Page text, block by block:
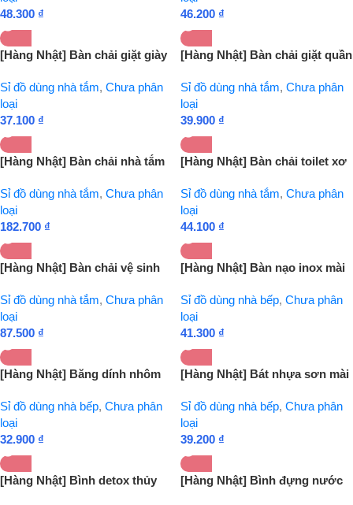
48.300 ₫
46.200 ₫
[Hàng Nhật] Bàn chải giặt giày
Sỉ đồ dùng nhà tắm, Chưa phân
loại
37.100 ₫
[Hàng Nhật] Bàn chải giặt quần
cái)
Sỉ đồ dùng nhà tắm, Chưa phân
loại
39.900 ₫
[Hàng Nhật] Bàn chải nhà tắm
(Kiện 20 cái)
Sỉ đồ dùng nhà tắm, Chưa phân
loại
182.700 ₫
[Hàng Nhật] Bàn chải toilet xơ
Sỉ đồ dùng nhà tắm, Chưa phân
loại
44.100 ₫
[Hàng Nhật] Bàn chải vệ sinh
cái)
Sỉ đồ dùng nhà tắm, Chưa phân
loại
87.500 ₫
[Hàng Nhật] Bàn nạo inox mài
Tmark (Kiện 10 cái)
Sỉ đồ dùng nhà bếp, Chưa phân
loại
41.300 ₫
[Hàng Nhật] Băng dính nhôm
bề mặt kim loại Tmark (Kiện 20
cái)
Sỉ đồ dùng nhà bếp, Chưa phân
loại
32.900 ₫
[Hàng Nhật] Bát nhựa sơn mài
10 cái)
Sỉ đồ dùng nhà bếp, Chưa phân
loại
39.200 ₫
[Hàng Nhật] Bình detox thủy
[Hàng Nhật] Bình đựng nước